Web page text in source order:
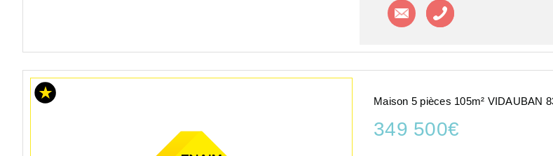
Contacter l'agence
Maison 5 pièces 105m² VIDAUBAN
349 500€